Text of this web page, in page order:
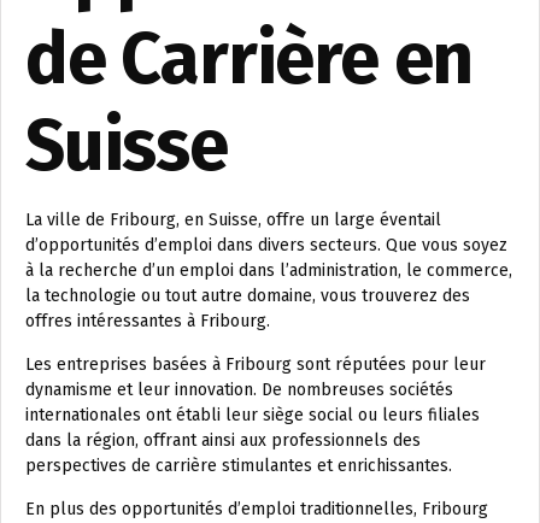
de Carrière en
Suisse
La ville de Fribourg, en Suisse, offre un large éventail
d’opportunités d’emploi dans divers secteurs. Que vous soyez
à la recherche d’un emploi dans l’administration, le commerce,
la technologie ou tout autre domaine, vous trouverez des
offres intéressantes à Fribourg.
Les entreprises basées à Fribourg sont réputées pour leur
dynamisme et leur innovation. De nombreuses sociétés
internationales ont établi leur siège social ou leurs filiales
dans la région, offrant ainsi aux professionnels des
perspectives de carrière stimulantes et enrichissantes.
En plus des opportunités d’emploi traditionnelles, Fribourg